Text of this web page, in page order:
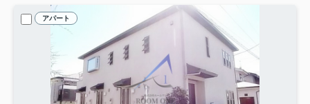
アパート